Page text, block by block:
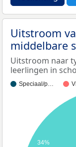
Uitstroom
middelbare
Uitstroom naar
leerlingen in
Speciaal/p…
34%